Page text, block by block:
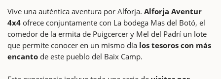
Vive una auténtica aventura por Alforja. Alforja Aventur
4x4 ofrece conjuntamente con La bodega Mas del Botó, el
comedor de la ermita de Puigcercer y Mel del Padrí un lote
que permite conocer en un mismo día los tesoros con más
encanto de este pueblo del Baix Camp.